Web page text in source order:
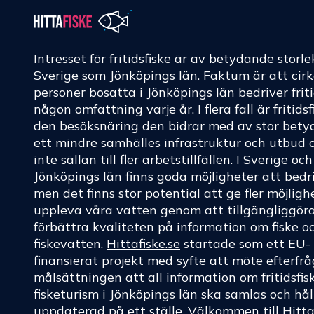
Intresset för fritidsfiske är av betydande
Sverige som Jönköpings län. Faktum är att
personer bosatta i Jönköpings län bedriver
någon omfattning varje år. I flera fall är
den besöksnäring den bidrar med av stor
ett mindre samhälles infrastruktur och utbud
inte sällan till fler arbetstillfällen. I Sverige
Jönköpings län finns goda möjligheter att
men det finns stor potential att ge fler
uppleva våra vatten genom att
förbättra kvaliteten på information om fiske
fiskevatten. Hittafiske.se startade som ett EU-
finansierat projekt med syfte att möte
målsättningen att all information om
fisketurism i Jönköpings län ska samlas och